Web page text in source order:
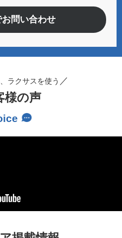
お問い合わせ
ラクサスを使う
様の声